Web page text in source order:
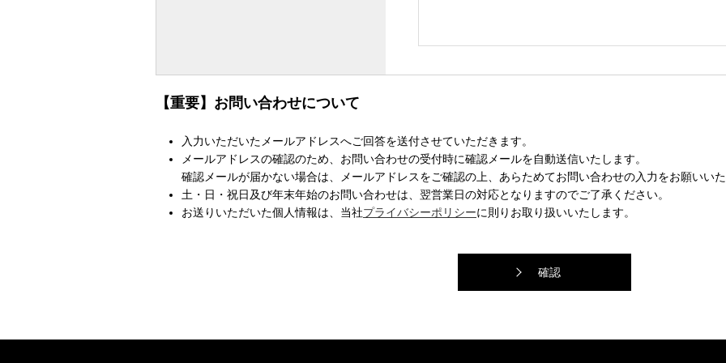
【重要】お問い合わせについて
入力いただいたメールアドレスへご回答を送付させていただきます。
メールアドレスの確認のため、お問い合わせの受付時に確認メールを自動送信いたします。
確認メールが届かない場合は、メールアドレスをご確認の上、あらためてお問い合わせの入力をお願いい
土・日・祝日及び年末年始のお問い合わせは、翌営業日の対応となりますのでご了承ください。
お送りいただいた個人情報は、当社プライバシーポリシーに則りお取り扱いいたします。
確認